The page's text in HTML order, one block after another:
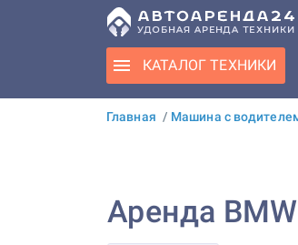
КАТАЛОГ ТЕХНИКИ
Главная / Машина с
Аренда